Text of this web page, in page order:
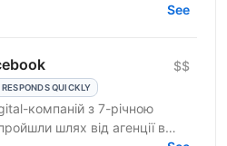
and betting. We work with...
See
RESPONDS QUICKLY
$$
компаній з 7-річною
шлях від агенції в